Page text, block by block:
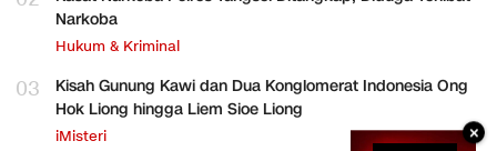
Narkoba
Hukum & Kriminal
03
Kisah Gunung Kawi dan Dua Konglomerat Indonesia Ong
Hok Liong hingga Liem Sioe Liong
iMisteri ×